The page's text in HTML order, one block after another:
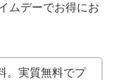
ムデーでお得にお
。実質無料でプ